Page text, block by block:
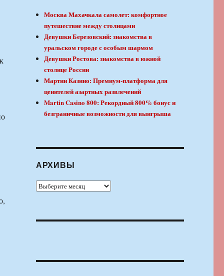
Москва Махачкала самолет: комфортное
путешествие между столицами
Девушки Березовский: знакомства в
уральском городе с особым шармом
Девушки Ростова: знакомства в южной
столице России
Мартин Казино: Премиум-платформа для
ценителей азартных развлечений
Martin Casino 800: Рекордный 800% бонус и
безграничные возможности для выигрыша
АРХИВЫ
Архивы